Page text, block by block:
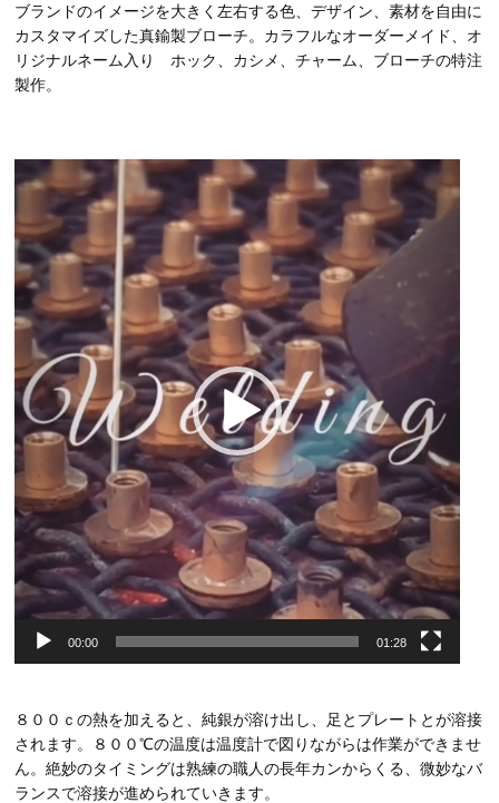
ブランドのイメージを大きく左右する色、デザイン、素材を自由に
カスタマイズした真鍮製ブローチ。カラフルなオーダーメイド、オ
リジナルネーム入り ホック、カシメ、チャーム、ブローチの特注
製作。
プ
レ
ー
ヤ
ー
00:00 01:28
８００ｃの熱を加えると、純銀が溶け出し、足とプレートとが溶接
されます。８００℃の温度は温度計で図りながらは作業ができませ
ん。絶妙のタイミングは熟練の職人の長年カンからくる、微妙なバ
ランスで溶接が進められていきます。